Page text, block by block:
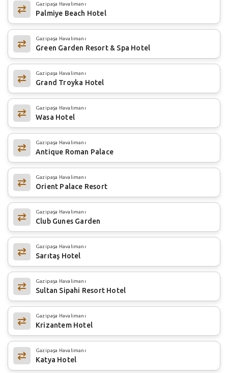
Gazipaşa Havalimanı
Palmiye Beach Hotel
Gazipaşa Havalimanı
Green Garden Resort & Spa Hotel
Gazipaşa Havalimanı
Grand Troyka Hotel
Gazipaşa Havalimanı
Wasa Hotel
Gazipaşa Havalimanı
Antique Roman Palace
Gazipaşa Havalimanı
Orient Palace Resort
Gazipaşa Havalimanı
Club Gunes Garden
Gazipaşa Havalimanı
Sarıtaş Hotel
Gazipaşa Havalimanı
Sultan Sipahi Resort Hotel
Gazipaşa Havalimanı
Krizantem Hotel
Gazipaşa Havalimanı
Katya Hotel